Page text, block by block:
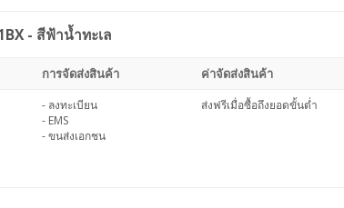
- สีฟ้าน้ำทะเล
การจัดส่งสินค้า ค่าจัดส่งสินค้า
- ลงทะเบียน
- EMS
- ขนส่งเอกชน
ส่งฟรีเมื่อซื้อถึงยอดขั้นต่ำ